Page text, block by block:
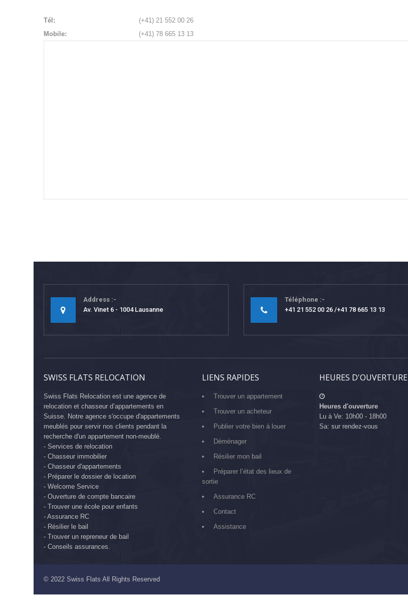
Tél:
(+41) 21 552 00 26
Mobile:
(+41) 78 665 13 13
Address
Av. Vinet 6 - 1004 Lausanne
Téléphone
+41 21 552 00 26 +41 78 665 13 13
SWISS FLATS RELOCATION
Swiss Flats Relocation est une agence de
relocation et chasseur d’appartements en
Suisse. Notre agence s'occupe d'appartements
meublés pour servir nos clients pendant la
recherche d'un appartement non-meublé.
- Services de relocation
- Chasseur immobilier
- Chasseur d'appartements
- Préparer le dossier de location
- Welcome Service
- Ouverture de compte bancaire
- Trouver une école pour enfants
- Assurance RC
- Résilier le bail
- Trouver un repreneur de bail
- Conseils assurances.
LIENS RAPIDES
Trouver un appartement
Trouver un acheteur
Publier votre bien à louer
Déménager
Résilier mon bail
Préparer l’état des lieux de
sortie
Assurance RC
Contact
Assistance
HEURES D'OUVERTURE
Heures d'ouverture
Lu à Ve: 10h00 - 18h00
Sa: sur rendez-vous
© 2022 Swiss Flats All Rights Reserved